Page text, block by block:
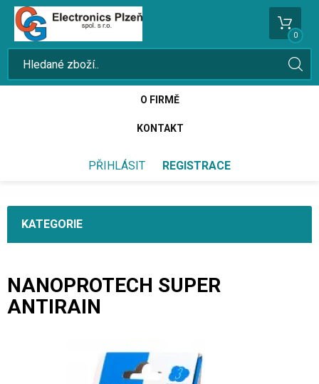
0
O FIRMĚ
KONTAKT
PŘIHLÁSIT REGISTRACE
KATEGORIE
NANOPROTECH SUPER
ANTIRAIN